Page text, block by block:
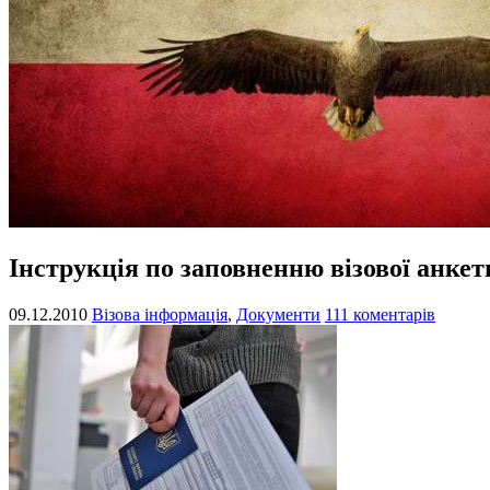
Інструкція по заповненню візової
09.12.2010 Візова інформація, Документи 111 коментарів